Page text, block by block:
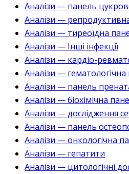
Аналізи — панель
Аналізи —
Аналізи — тиреоїдна
Аналізи — Інші інфекції
Аналізи — кардіо-
Аналізи —
Аналізи — панель
Аналізи — біохімічна
Аналізи — дослідження
Аналізи — панель
Аналізи — онкологічна
Аналізи — гепатити
Аналізи — цитологічні